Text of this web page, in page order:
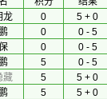
龙 0
5 + 0
0
0 - 5
0
0 - 5
5
0 - 5
藏 5
5 + 0
5
5 + 0